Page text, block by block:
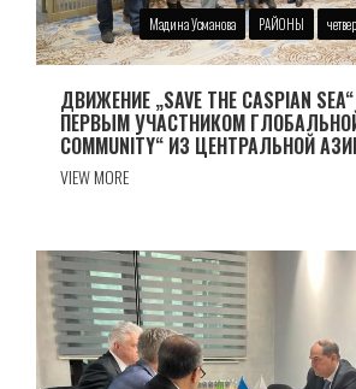
Мадина Усманова РАЙОНЫ
ДВИЖЕНИЕ „SAVE THE CASPIAN
ПЕРВЫМ УЧАСТНИКОМ ГЛОБАЛЬНОЙ
COMMUNITY“ ИЗ ЦЕНТРАЛЬНОЙ
VIEW MORE